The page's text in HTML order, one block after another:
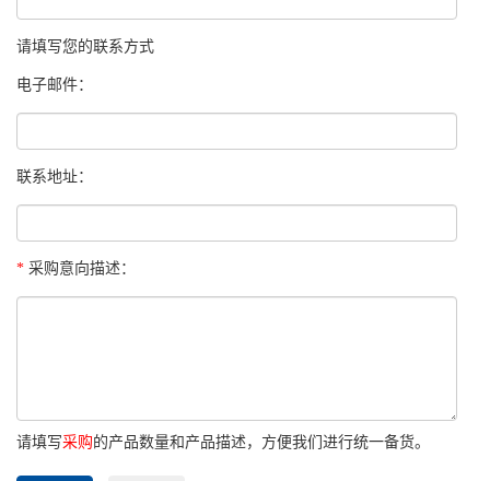
请填写您的联系方式
电子邮件：
联系地址：
* 采购意向描述：
请填写采购的产品数量和产品描述，方便我们进行统一备货。